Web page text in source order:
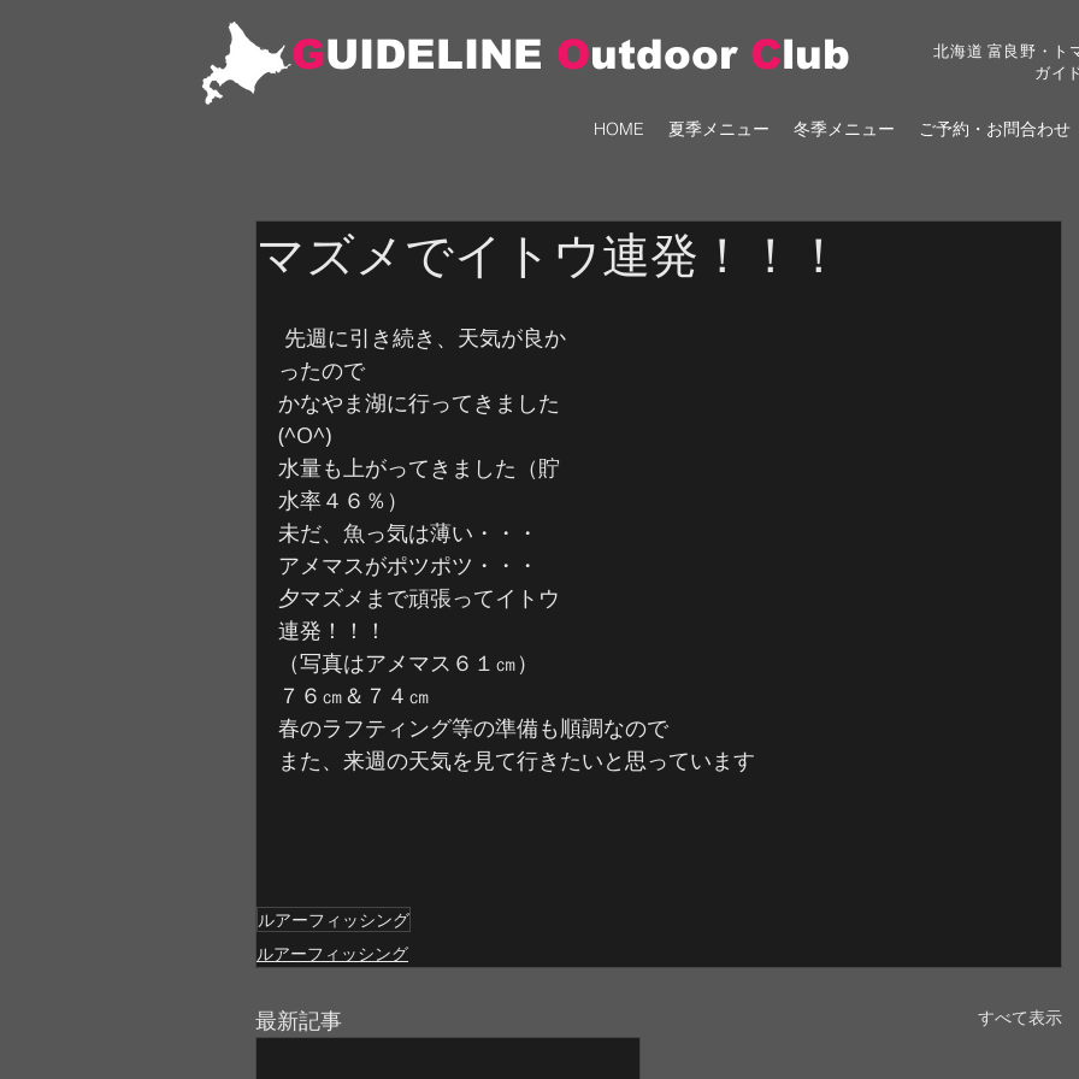
GUIDELINE Outdoor Club
北海道 富良野・ト
ガイ
HOME 夏季メニュー 冬季メニュー ご予約・お問合わせ
マズメでイトウ連発！！！
ったので
かなやま湖に行ってきました
(^O^)
水量も上がってきました（貯
水率４６％）
未だ、魚っ気は薄い・・・
アメマスがポツポツ・・・
夕マズメまで頑張ってイトウ
連発！！！
（写真はアメマス６１㎝）
７６㎝＆７４㎝
春のラフティング等の準備も順調なので
また、来週の天気を見て行きたいと思っています
ルアーフィッシング
ルアーフィッシング
最新記事 すべて表示